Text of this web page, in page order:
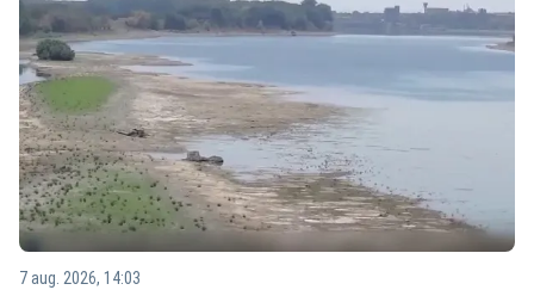
7 aug. 2026, 14:03